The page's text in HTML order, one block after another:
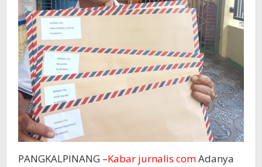
PANGKALPINANG –Kabar jurnalis comAdanya